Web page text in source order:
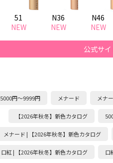
51
NEW
N36
NEW
N46
NEW
公式サ
5000円～9999円 メナード メナ
【2026年秋冬】新色カタログ
メナード | 【2026年秋冬】新色カタログ
口紅 | 【2026年秋冬】新色カタログ 口